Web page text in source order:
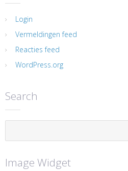
Login
Vermeldingen feed
Reacties feed
WordPress.org
Search
Image Widget